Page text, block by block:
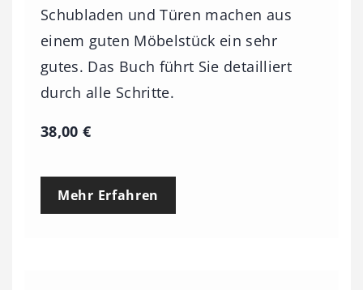
Schubladen und Türen machen aus
einem guten Möbelstück ein sehr
gutes. Das Buch führt Sie detailliert
durch alle Schritte.
38,00€
Mehr Erfahren